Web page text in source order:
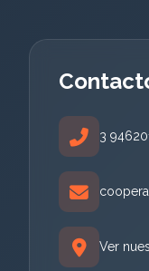
3
Ver